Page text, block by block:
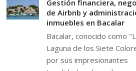
Gestión financiera,
de Airbnb y
inmuebles en Bacalar
Bacalar, conocido como
Laguna de los Siete
por sus impresionantes